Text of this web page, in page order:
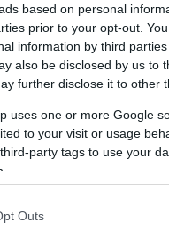
based on personal
prior to your opt-out.
information by third
also be disclosed by us to
further disclose it to other
uses one or more Google
to your visit or usage
party tags to use your
Outs